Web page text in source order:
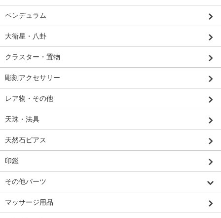
ペンデュラム
大衛星・八卦
クラスター・置物
彫刻アクセサリー
レア物・その他
天珠・法具
天然石ピアス
印鑑
その他パーツ
マッサージ用品